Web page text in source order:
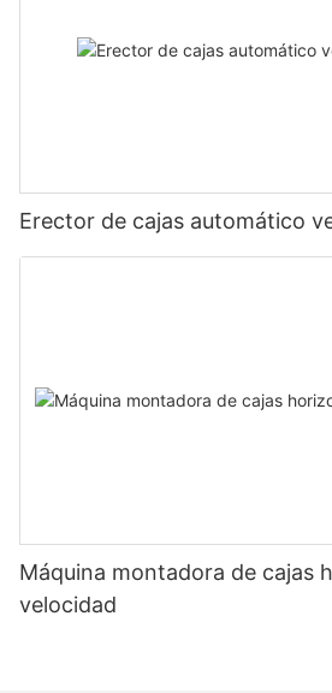
Erector de cajas automático
Máquina montadora de cajas
velocidad